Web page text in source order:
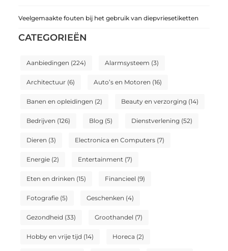
Veelgemaakte fouten bij het gebruik van diepvriesetiketten
CATEGORIEËN
Aanbiedingen (224) Alarmsysteem (3)
Architectuur(6) Auto’s en Motoren (16)
Banen en opleidingen (2) Beauty en verzorging (14)
Bedrijven (126) Blog (5) Dienstverlening (52)
Dieren (3) Electronica en Computers(7)
Energie(2) Entertainment (7)
Eten en drinken (15) Financieel (9)
Fotografie(5) Geschenken (4)
Gezondheid (33) Groothandel (7)
Hobby en vrije tijd (14) Horeca (2)